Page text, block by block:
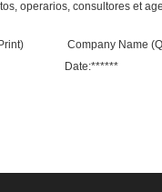
operarios, consultores et
Print) Company Name
Date:******